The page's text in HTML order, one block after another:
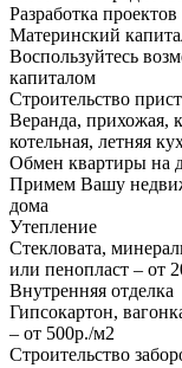
Разработка
Материнский
Воспользуйтесь
капиталом
Строительство
Веранда, прихожая,
котельная, летняя
Обмен квартиры на
Примем Вашу
дома
Утепление
Стекловата,
или пенопласт – от
Внутренняя отделка
Гипсокартон,
– от 500р./м2
Строительство